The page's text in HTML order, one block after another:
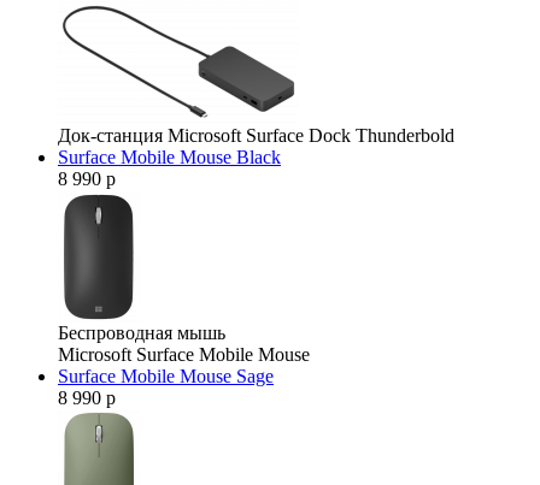
Док-станция Microsoft Surface Dock Thunderbold
Surface Mobile Mouse Black
8 990 р
Беспроводная мышь
Microsoft Surface Mobile Mouse
Surface Mobile Mouse Sage
8 990 р